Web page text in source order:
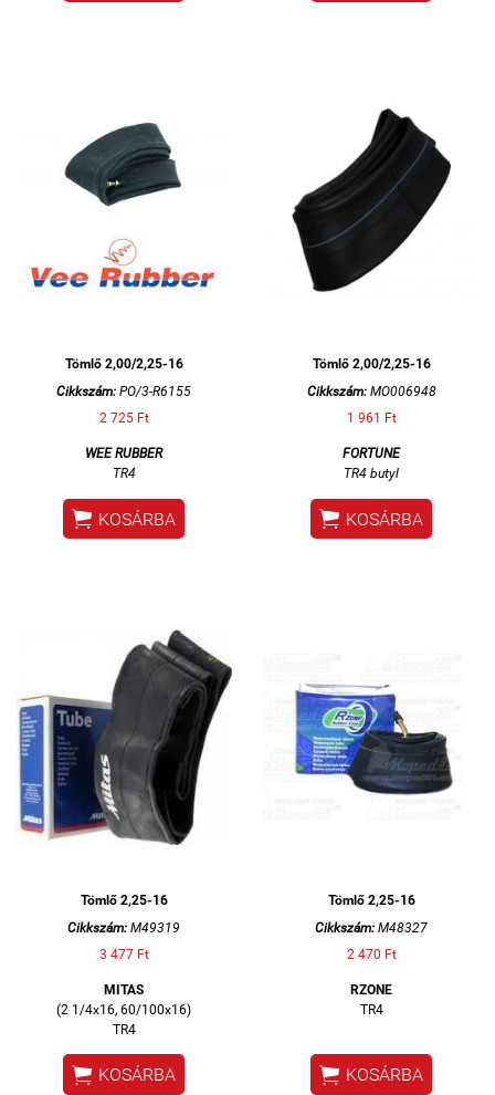
Tömlő 2,00/2,25-16
Cikkszám: PO/3-R6155
2 725 Ft
WEE RUBBER
TR4
 KOSÁRBA
Tömlő 2,00/2,25-16
Cikkszám:MO006948
1 961 Ft
FORTUNE
TR4 butyl
 KOSÁRBA
Tömlő 2,25-16
Cikkszám: M49319
3 477 Ft
MITAS
(2 1/4x16, 60/100x16)
TR4
 KOSÁRBA
Tömlő 2,25-16
Cikkszám: M48327
2 470 Ft
RZONE
TR4
 KOSÁRBA